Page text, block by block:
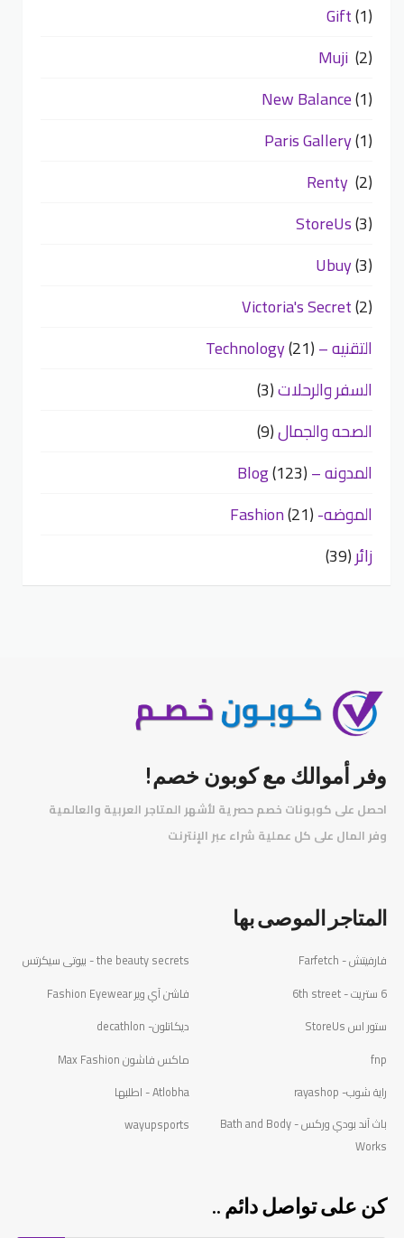
Gift(1)
Muji (2)
New Balance(1)
Paris Gallery(1)
Renty (2)
StoreUs(3)
Ubuy(3)
Victoria's Secret(2)
التقنيه – Technology(21)
السفر والرحلات(3)
الصحه والجمال(9)
المدونه – Blog(123)
الموضه- Fashion(21)
زائر(39)
وفر أموالك مع كوبون خصم!
احصل على كوبونات خصم حصرية لأشهر المتاجر العربية والعالمية
وفر المال على كل عملية شراء عبر الإنترنت
المتاجر الموصى بها
فارفيتش - Farfetch
the beauty secrets - بيوتى سيكرتس
6 ستريت - 6th street
فاشن آي وير Fashion Eyewear
ستور اس StoreUs
ديكاتلون- decathlon
fnp
ماكس فاشون Max Fashion
راية شوب- rayashop
Atlobha - اطلبها
باث آند بودي وركس - Bath and Body
Works
wayupsports
كن على تواصل دائم ..